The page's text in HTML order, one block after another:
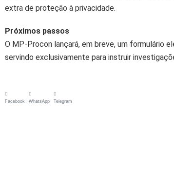
extra de proteção à privacidade.
Próximos passos
O MP-Procon lançará, em breve, um formulário
servindo exclusivamente para instruir
Facebook WhatsApp Telegram